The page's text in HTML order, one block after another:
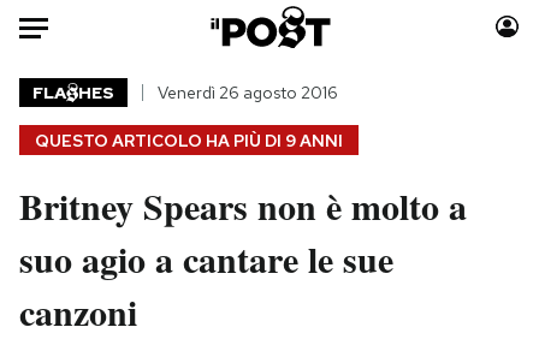
Auto
HOME
Italia
Mondo
Politica
Tecnologia
Moda
Consumismi
QUESTO ARTICOLO HA PIÙ DI 9 ANNI
FLA HES Venerdì 26 agosto 2016
Britney Spears non è molto a
suo agio a cantare le sue
canzoni